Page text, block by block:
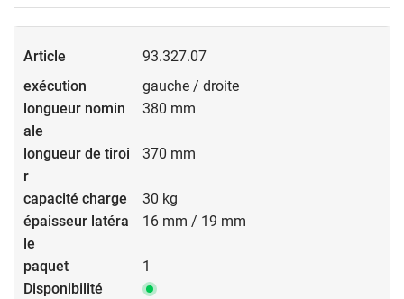
93.327.07
gauche / droite
380 mm
370 mm
30 kg
16 mm / 19 mm
1